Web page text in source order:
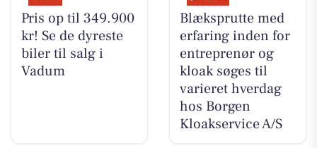
Pris op til 349.900
kr! Se de dyreste
biler til salg i
Vadum
Blæksprutte med
erfaring inden for
entreprenør og
kloak søges til
varieret hverdag
hos Borgen
Kloakservice A/S